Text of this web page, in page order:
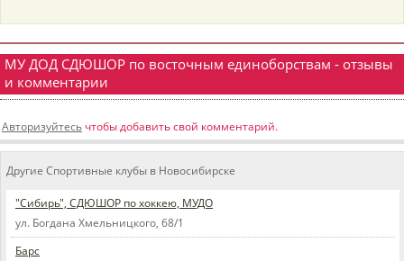
МУ ДОД СДЮШОР по восточным единоборствам - отзывы
и комментарии
Авторизуйтесь чтобы добавить свой комментарий.
Другие Спортивные клубы в Новосибирске
"Сибирь", СДЮШОР по хоккею, МУДО
ул. Богдана Хмельницкого, 68/1
Барс